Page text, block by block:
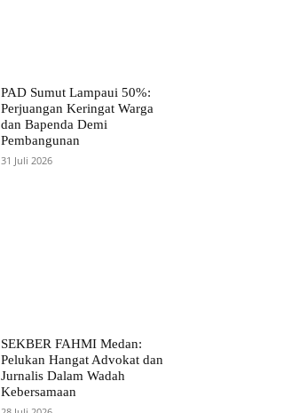
PAD Sumut Lampaui 50%:
Perjuangan Keringat Warga
dan Bapenda Demi
Pembangunan
31 Juli 2026
SEKBER FAHMI Medan:
Pelukan Hangat Advokat dan
Jurnalis Dalam Wadah
Kebersamaan